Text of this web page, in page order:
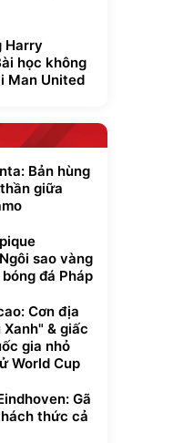
nóng
mái
đ
Harry
học không
Man United
Bản hùng
giữa
sao vàng
đá Pháp
Cơn địa
& giấc
gia nhỏ
World Cup
Gã
thức cả